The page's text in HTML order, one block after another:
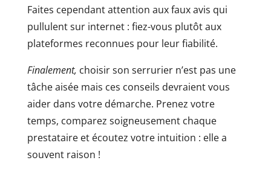
Faites cependant attention aux faux avis qui
pullulent sur internet : fiez-vous plutôt aux
plateformes reconnues pour leur fiabilité.
Finalement, choisir son serrurier n’est pas une
tâche aisée mais ces conseils devraient vous
aider dans votre démarche. Prenez votre
temps, comparez soigneusement chaque
prestataire et écoutez votre intuition : elle a
souvent raison !